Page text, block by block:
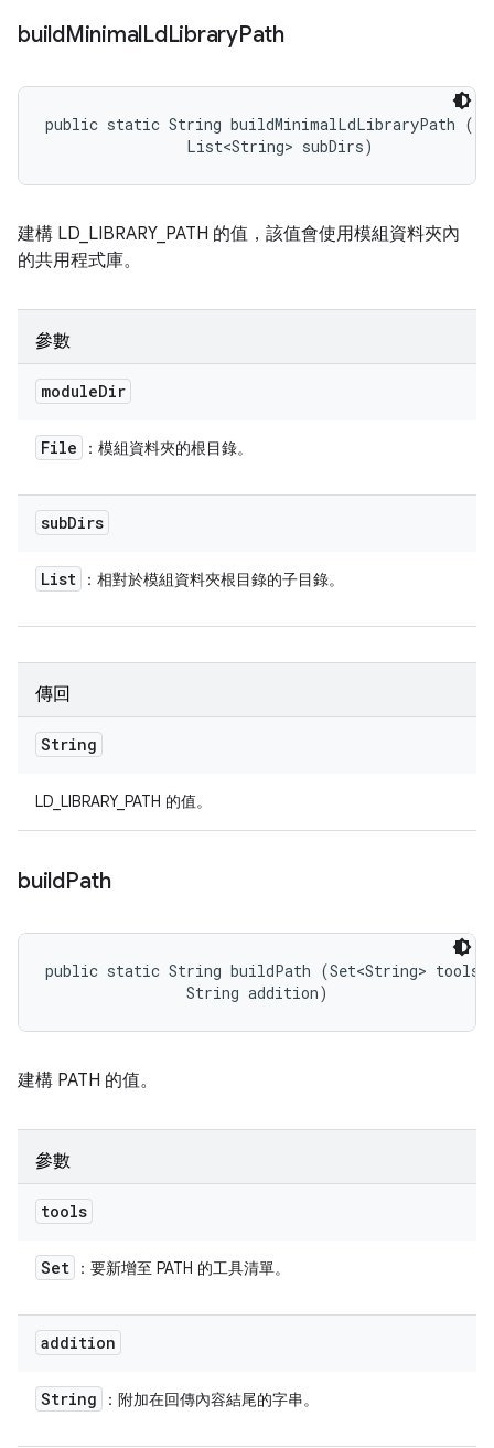
buildMinimalLdLibraryPath
public static String buildMinimalLdLibraryPath
                List<String> subDirs)
建構 LD_LIBRARY_PATH 的值，該值會使用模組資料夾內
的共用程式庫。
參數
moduleDir
File ：模組資料夾的根目錄。
subDirs
List ：相對於模組資料夾根目錄的子目錄。
傳回
String
LD_LIBRARY_PATH 的值。
buildPath
public static String buildPath (Set<String>
                String addition)
建構 PATH 的值。
參數
tools
Set ：要新增至 PATH 的工具清單。
addition
String ：附加在回傳內容結尾的字串。